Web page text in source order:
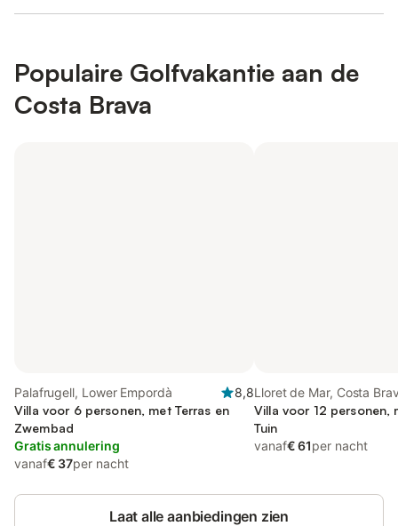
Populaire Golfvakantie aan de
Costa Brava
Palafrugell, Lower Empordà
8,8
Villa voor 6 personen, met Terras en
Zwembad
Gratis annulering
vanaf€ 37per nacht
Lloret de Mar, Costa
Villa voor 12 personen,
Tuin
vanaf€ 61per nacht
Laat alle aanbiedingen zien